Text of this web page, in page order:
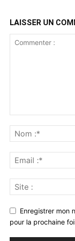
LAISSER UN
Enregistrer mon
pour la prochaine